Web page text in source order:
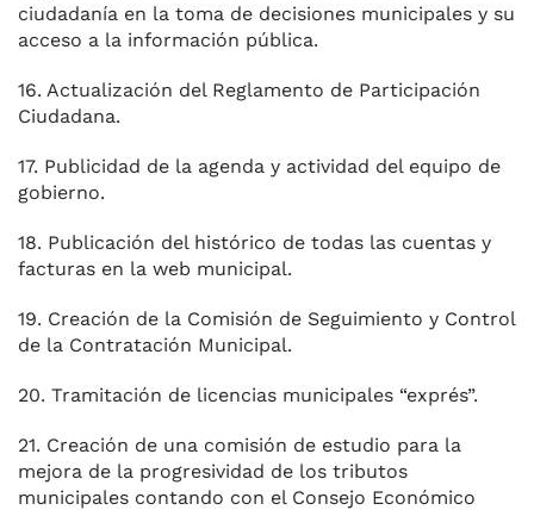
ciudadanía en la toma de decisiones municipales y su
acceso a la información pública.
16. Actualización del Reglamento de Participación
Ciudadana.
17. Publicidad de la agenda y actividad del equipo de
gobierno.
18. Publicación del histórico de todas las cuentas y
facturas en la web municipal.
19. Creación de la Comisión de Seguimiento y Control
de la Contratación Municipal.
20. Tramitación de licencias municipales “exprés”.
21. Creación de una comisión de estudio para la
mejora de la progresividad de los tributos
municipales contando con el Consejo Económico